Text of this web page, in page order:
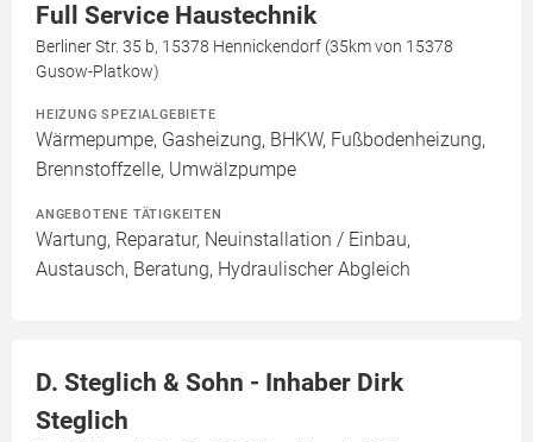
Full Service Haustechnik
Berliner Str. 35 b, 15378 Hennickendorf (35km von 15378
Gusow-Platkow)
HEIZUNG SPEZIALGEBIETE
Wärmepumpe, Gasheizung, BHKW, Fußbodenheizung,
Brennstoffzelle, Umwälzpumpe
ANGEBOTENE TÄTIGKEITEN
Wartung, Reparatur, Neuinstallation / Einbau,
Austausch, Beratung, Hydraulischer Abgleich
D. Steglich & Sohn - Inhaber Dirk
Steglich